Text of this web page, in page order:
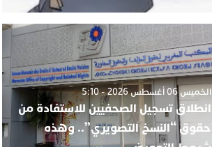
الخميس 06 أغسطس 2026 - 5:10
انطلاق تسجيل الصحفيين للاستفادة من
حقوق “النسخ التصويري”.. وهذه